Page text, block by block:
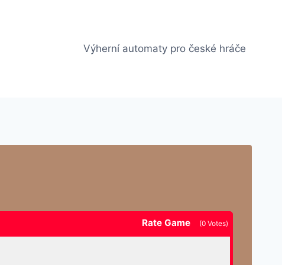
Výherní automaty pro české hráče
Rate Game (0 Votes)